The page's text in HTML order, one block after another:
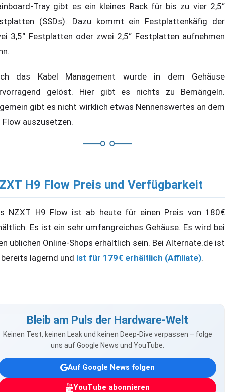
Tray gibt es ein kleines Rack für bis zu vier 2,5“
(SSDs). Dazu kommt ein Festplattenkäfig der
3,5“ Festplatten oder zwei 2,5“ Festplatten aufnehmen
das Kabel Management wurde in dem Gehäuse
gelöst. Hier gibt es nichts zu Bemängeln.
gibt es nicht wirklich etwas Nennenswertes an dem
Flow auszusetzen.
H9 Flow Preis und Verfügbarkeit
NZXT H9 Flow ist ab heute für einen Preis von 180€
Es ist ein sehr umfangreiches Gehäuse. Es wird bei
üblichen Online-Shops erhältlich sein. Bei Alternate.de ist
lagernd und ist für 179€ erhältlich (Affiliate).
Bleib am Puls der Hardware-Welt
Keinen Test, keinen Leak und keinen Deep-Dive verpassen – folge
uns auf Google News und YouTube.
Auf Google News folgen
YouTube abonnieren